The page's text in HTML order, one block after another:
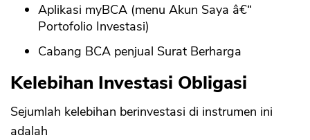
Aplikasi myBCA (menu Akun Saya â€“
Portofolio Investasi)
Cabang BCA penjual Surat Berharga
Kelebihan Investasi Obligasi
Sejumlah kelebihan berinvestasi di instrumen ini
adalah